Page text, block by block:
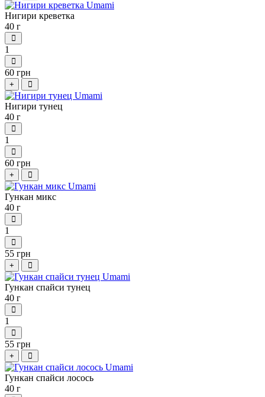
Нигири креветка
40 г
1
60 грн
+
Нигири тунец
40 г
1
60 грн
+
Гункан микс
40 г
1
55 грн
+
Гункан спайси тунец
40 г
1
55 грн
+
Гункан спайси лосось
40 г